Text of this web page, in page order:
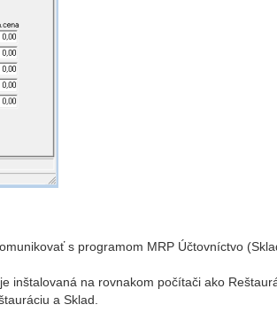
s programom MRP Účtovníctvo
inštalovaná na rovnakom počítači ako
a Sklad.